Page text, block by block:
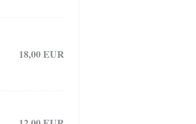
18,00 EUR